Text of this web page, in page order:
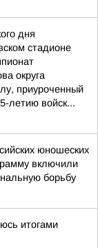
дня
стадионе
округа
приуроченный
летию войск...
юношеских
включили
борьбу
итогами